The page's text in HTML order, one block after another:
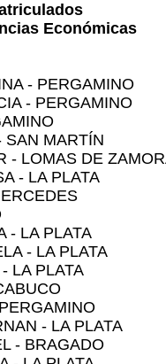
Económicas
- PERGAMINO
- PERGAMINO
SAN MARTÍN
- LOMAS DE
- LA PLATA
- LA PLATA
- LA PLATA
LA PLATA
- LA PLATA
- BRAGADO